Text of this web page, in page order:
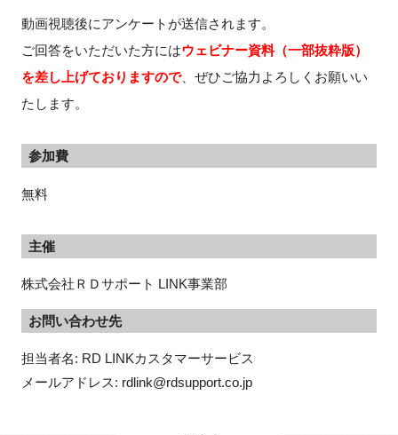
動画視聴後にアンケートが送信されます。
ご回答をいただいた方にはウェビナー資料（一部抜粋版）
を差し上げておりますので、ぜひご協力よろしくお願いい
たします。
参加費
無料
主催
株式会社ＲＤサポート LINK事業部
お問い合わせ先
担当者名: RD LINKカスタマーサービス
メールアドレス: rdlink@rdsupport.co.jp